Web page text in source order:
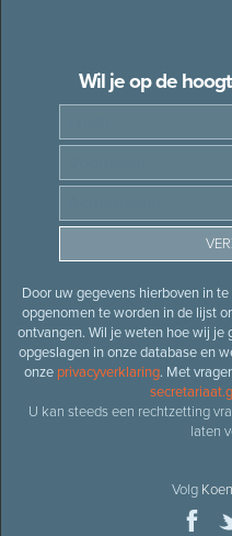
Wil je op de
Door uw gegevens hierboven in
opgenomen te worden in de lijst
ontvangen. Wil je weten hoe wij je
opgeslagen in onze database en
onze privacyverklaring. Met
U kan steeds een rechtzetting
laten
Volg